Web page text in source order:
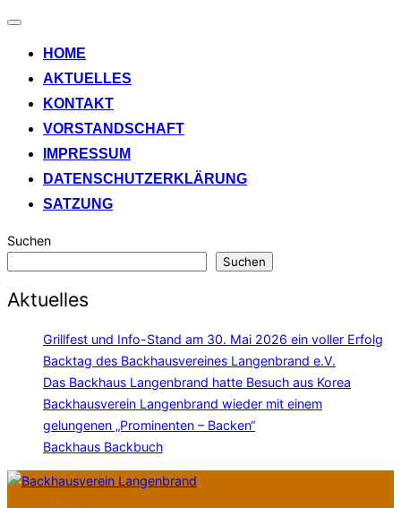
Navigation
HOME
AKTUELLES
KONTAKT
VORSTANDSCHAFT
IMPRESSUM
DATENSCHUTZERKLÄRUNG
SATZUNG
Suchen
Suchen
Aktuelles
Grillfest und Info-Stand am 30. Mai 2026 ein voller Erfolg
Backtag des Backhausvereines Langenbrand e.V.
Das Backhaus Langenbrand hatte Besuch aus Korea
Backhausverein Langenbrand wieder mit einem
gelungenen „Prominenten – Backen“
Backhaus Backbuch
Zum